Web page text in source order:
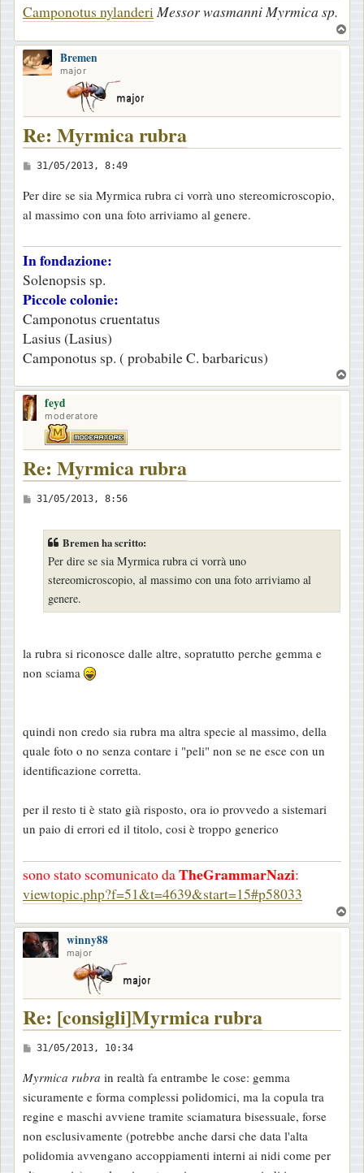
g
o
Camponotus nylanderi Messor wasmanni Myrmica sp.
o
Bremen
major
Re: Myrmica rubra
M
s
s
g
g
i
o
31/05/2013, 8:49
Per dire se sia Myrmica rubra ci vorrà uno stereomicroscopio,
al massimo con una foto arriviamo al genere.
In fondazione:
Solenopsis sp.
Piccole colonie:
Camponotus cruentatus
Lasius (Lasius)
Camponotus sp. ( probabile C. barbaricus)
o
feyd
moderatore
Re: Myrmica rubra
M
o
31/05/2013, 8:56
Bremen ha scritto:
Per dire se sia Myrmica rubra ci vorrà uno
stereomicroscopio, al massimo con una foto arriviamo al
genere.
la rubra si riconosce dalle altre, sopratutto perche gemma e
non sciama
quindi non credo sia rubra ma altra specie al massimo, della
quale foto o no senza contare i "peli" non se ne esce con un
identificazione corretta.
per il resto ti è stato già risposto, ora io provvedo a sistemari
un paio di errori ed il titolo, cosi è troppo generico
sono stato scomunicato daTheGrammarNazi:
viewtopic.php?f=51&t=4639&start=15#p58033
o
winny88
major
Re: [consigli]Myrmica rubra
M
s
s
a
g
g
31/05/2013, 10:34
Myrmica rubra in realtà fa entrambe le cose: gemma
sicuramente e forma complessi polidomici, ma la copula tra
regine e maschi avviene tramite sciamatura bisessuale, forse
non esclusivamente (potrebbe anche darsi che data l'alta
polidomia avvengano accoppiamenti interni ai nidi come per